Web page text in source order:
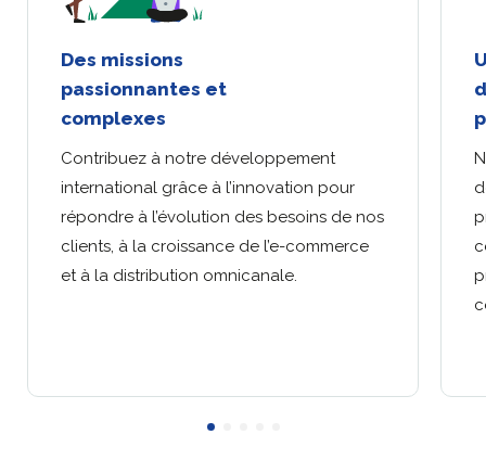
Des missions
passionnantes et
complexes
Contribuez à notre développement
international grâce à l’innovation pour
répondre à l’évolution des besoins de nos
clients, à la croissance de l’e-commerce
et à la distribution omnicanale.